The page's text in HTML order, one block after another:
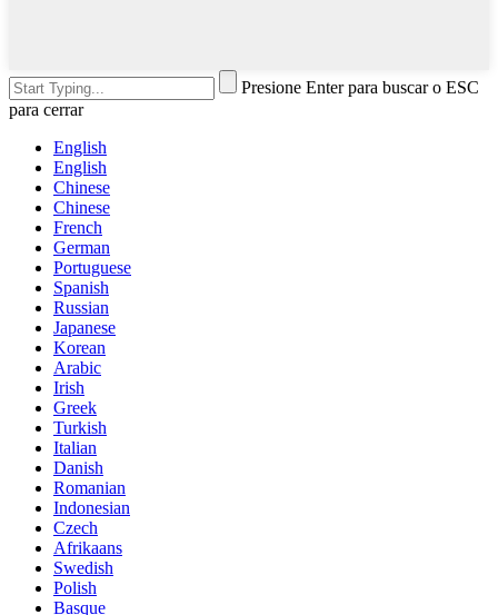
Presione Enter para buscar o ESC
para cerrar
English
English
Chinese
Chinese
French
German
Portuguese
Spanish
Russian
Japanese
Korean
Arabic
Irish
Greek
Turkish
Italian
Danish
Romanian
Indonesian
Czech
Afrikaans
Swedish
Polish
Basque